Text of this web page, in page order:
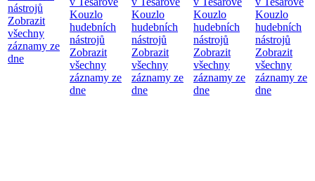
nástrojů
Zobrazit
všechny
záznamy ze
dne
Kouzlo
hudebních
nástrojů
Zobrazit
všechny
záznamy ze
dne
Kouzlo
hudebních
nástrojů
Zobrazit
všechny
záznamy ze
dne
Kouzlo
hudebních
nástrojů
Zobrazit
všechny
záznamy ze
dne
Kouzlo
hudebních
nástrojů
Zobrazit
všechny
záznamy ze
dne